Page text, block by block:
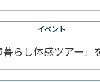
イベント
暮らし体感ツアー」